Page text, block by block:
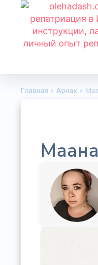
Главная » Арнак »